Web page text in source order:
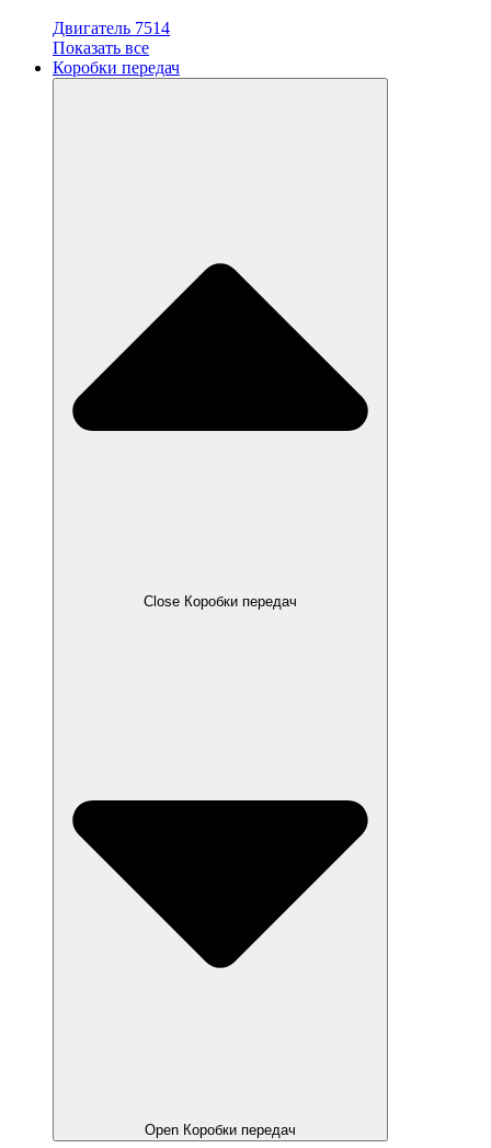
Двигатель 7514
Показать все
Коробки передач
Close Коробки передач
Open Коробки передач